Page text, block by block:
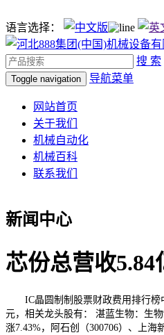
语言选择：
搜 索
Toggle navigation 导航菜单
网站首页
关于我们
机械自动化
机械百科
联系我们
新闻中心
芯份总营收5.84
IC晶圆制制股票财政费用排行榜
元，相关龙头股有： 湛蓝生物：生
涨7.43%，阿石创（300706）、上海